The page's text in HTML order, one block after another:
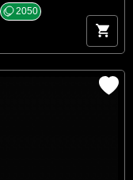
2050